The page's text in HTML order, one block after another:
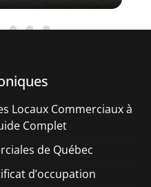
Locaux Commerciaux à
Complet
de Québec
d’occupation